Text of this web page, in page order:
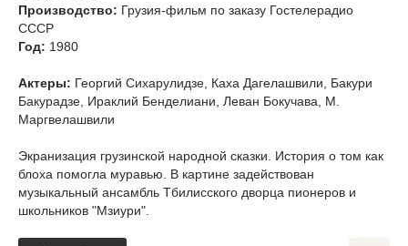
Производство: Грузия-фильм по заказу Гостелерадио
СССР
Год: 1980
Актеры: Георгий Сихарулидзе, Каха Дагелашвили, Бакури
Бакурадзе, Ираклий Бенделиани, Леван Бокучава, М.
Маргвелашвили
Экранизация грузинской народной сказки. История о том как
блоха помогла муравью. В картине задействован
музыкальный ансамбль Тбилисского дворца пионеров и
школьников "Мзиури".